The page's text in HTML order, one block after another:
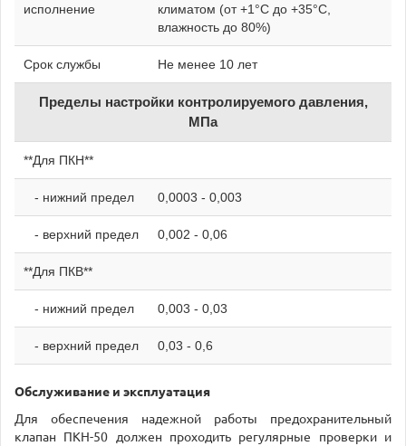
исполнение
климатом (от +1°C до +35°C,
влажность до 80%)
Срок службы Не менее 10 лет
Пределы настройки контролируемого давления,
МПа
**Для ПКН**
- нижний предел 0,0003 - 0,003
- верхний предел 0,002 - 0,06
**Для ПКВ**
- нижний предел 0,003 - 0,03
- верхний предел 0,03 - 0,6
Обслуживание и эксплуатация
Для обеспечения надежной работы предохранительный
клапан ПКН-50 должен проходить регулярные проверки и